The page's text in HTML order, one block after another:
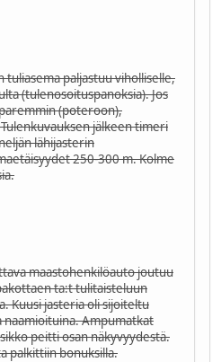
tuliasema paljastuu viholliselle,
(tulenosoituspanoksia). Jos
(poteroon),
jälkeen timeri
lähijasterin
250-300 m. Kolme
maastohenkilöauto joutuu
ta:t tulitaisteluun
Kuusi jasteria oli sijoiteltu
naamioituina. Ampumatkat
peitti osan näkyvyydestä.
palkittiin bonuksilla.